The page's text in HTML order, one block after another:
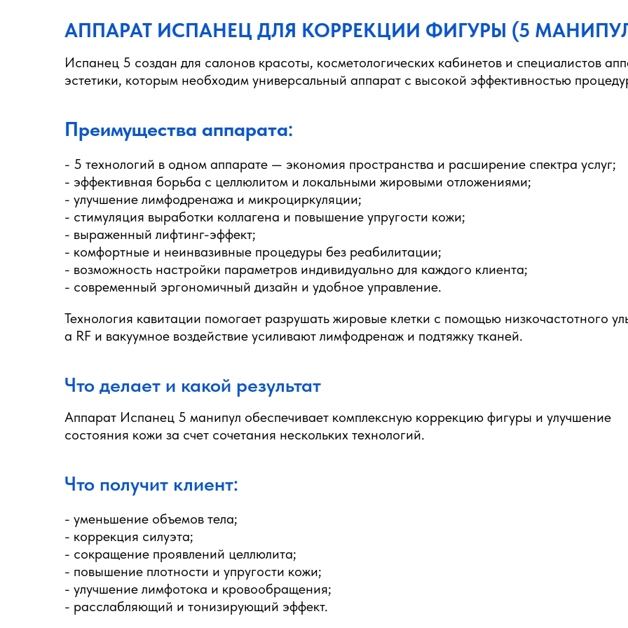
Преимущества аппарата:
Что делает и какой результат
АППАРАТ ИСПАНЕЦ ДЛЯ КОРРЕКЦИИ ФИГУРЫ (5
Аппарат Испанец 5 манипул обеспечивает комплексную коррекцию фигуры и улучшение
состояния кожи за счет сочетания нескольких технологий.
Что получит клиент:
- уменьшение объемов тела;
- коррекция силуэта;
- сокращение проявлений целлюлита;
- повышение плотности и упругости кожи;
- улучшение лимфотока и кровообращения;
- расслабляющий и тонизирующий эффект.
Испанец 5 создан для салонов красоты, косметологических кабинетов и специалистов
эстетики, которым необходим универсальный аппарат с высокой эффективностью
Технология кавитации помогает разрушать жировые клетки с помощью низкочастотного
а RF и вакуумное воздействие усиливают лимфодренаж и подтяжку тканей.
- 5 технологий в одном аппарате — экономия пространства и расширение спектра услуг;
- эффективная борьба с целлюлитом и локальными жировыми отложениями;
- улучшение лимфодренажа и микроциркуляции;
- стимуляция выработки коллагена и повышение упругости кожи;
- выраженный лифтинг-эффект;
- комфортные и неинвазивные процедуры без реабилитации;
- возможность настройки параметров индивидуально для каждого клиента;
- современный эргономичный дизайн и удобное управление.